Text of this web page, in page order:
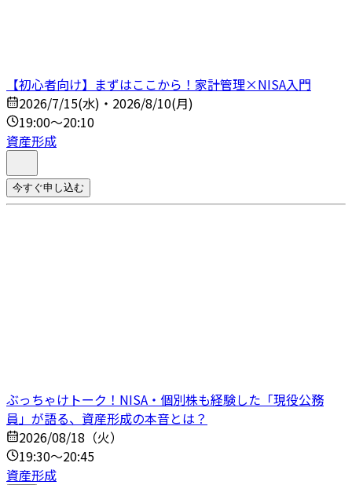
【初心者向け】まずはここから！家計管理×NISA入門
2026/7/15(水)・2026/8/10(月)
19:00～20:10
資産形成
今すぐ申し込む
ぶっちゃけトーク！NISA・個別株も経験した「現役公務
員」が語る、資産形成の本音とは？
2026/08/18（火）
19:30～20:45
資産形成